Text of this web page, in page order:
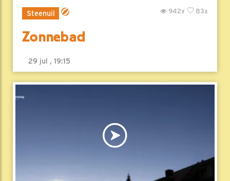
Steenuil 83x
942x
Zonnebad
29 jul , 19:15